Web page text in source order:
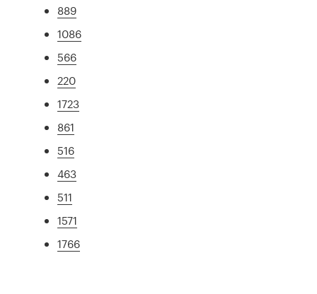
889
1086
566
220
1723
861
516
463
511
1571
1766